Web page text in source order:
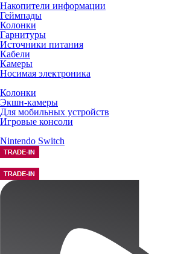
Накопители информации
Геймпады
Колонки
Гарнитуры
Источники питания
Кабели
Камеры
Носимая электроника
Колонки
Экшн-камеры
Для мобильных устройств
Игровые консоли
Nintendo Switch